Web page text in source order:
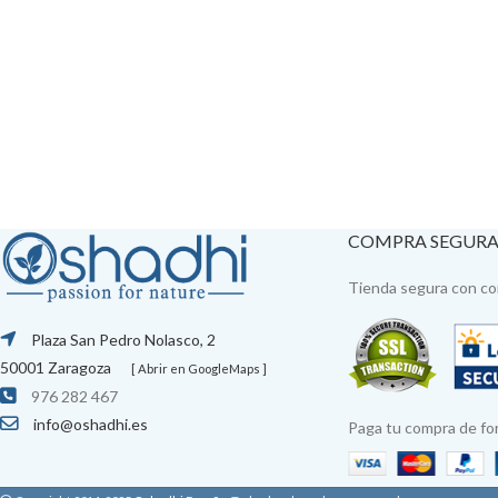
Plaza San Pedro Nolasco, 2
50001 Zaragoza
[ Abrir en GoogleMaps ]
976 282 467
info@oshadhi.es
COMPRA SEGURA
Tienda segura con
Paga tu compra de